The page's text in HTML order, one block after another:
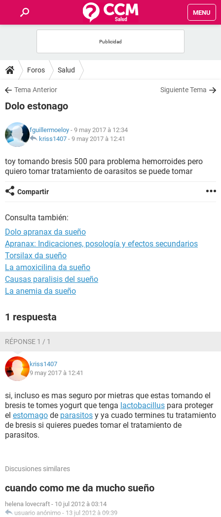
MENU
FORUMS
SALUD
NUTRICIÓN
BIENESTAR
SEXUALIDAD
GLOSARIO
Foros Salud
Tema Anterior Siguiente Tema
Dolo estonago
fguillermoeloy - 9 may 2017 à 12:34
kriss1407 - 9 may 2017 à 12:41
toy tomando bresis 500 para problema hemorroides pero
quiero tomar tratamiento de oarasitos se puede tomar
Compartir
Consulta también:
Dolo apranax da sueño
Apranax: Indicaciones, posología y efectos secundarios
Torsilax da sueño
La amoxicilina da sueño
Causas paralisis del sueño
La anemia da sueño
1 respuesta
RÉPONSE 1 / 1
kriss1407
9 may 2017 à 12:41
si, incluso es mas seguro por mietras que estas tomando el
bresis te tomes yogurt que tenga lactobacillus para proteger
el estomago de parasitos y ya cuado termines tu tratamiento
de bresis si quieres puedes tomar el tratamiento de
parasitos.
Discusiones similares
cuando como me da mucho sueño
helena lovecraft - 10 jul 2012 à 03:14
usuario anónimo - 13 jul 2012 à 09:39